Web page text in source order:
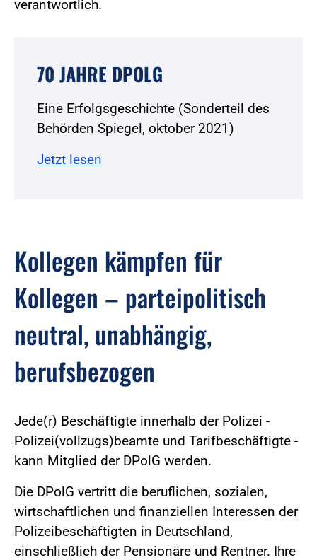
verantwortlich.
70 JAHRE DPOLG
Eine Erfolgsgeschichte (Sonderteil des
Behörden Spiegel, oktober 2021)
Jetzt lesen
Kollegen kämpfen für
Kollegen – parteipolitisch
neutral, unabhängig,
berufsbezogen
Jede(r) Beschäftigte innerhalb der Polizei -
Polizei(vollzugs)beamte und Tarifbeschäftigte -
kann Mitglied der DPolG werden.
Die DPolG vertritt die beruflichen, sozialen,
wirtschaftlichen und finanziellen Interessen der
Polizeibeschäftigten in Deutschland,
einschließlich der Pensionäre und Rentner. Ihre